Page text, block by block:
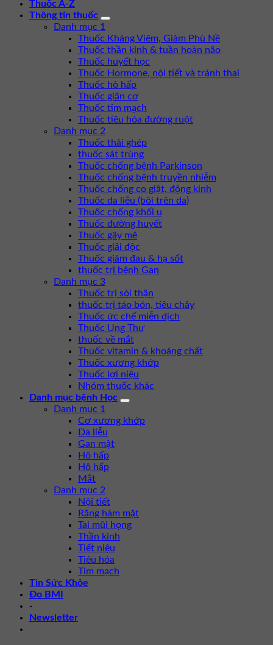
Thuốc A-Z
Thông tin thuốc
Danh mục 1
Thuốc Kháng Viêm, Giảm Phù Nề
Thuốc thần kinh & tuần hoàn não
Thuốc huyết học
Thuốc Hormone, nội tiết và tránh thai
Thuốc hô hấp
Thuốc giãn cơ
Thuốc tim mạch
Thuốc tiêu hóa đường ruột
Danh mục 2
Thuốc thải ghép
thuốc sát trùng
Thuốc chống bệnh Parkinson
Thuốc chống bệnh truyền nhiễm
Thuốc chống co giật, động kinh
Thuốc da liễu (bôi trên da)
Thuốc chống khối u
Thuốc đường huyết
Thuốc gây mê
Thuốc giải độc
Thuốc giảm đau & hạ sốt
thuốc trị bệnh Gan
Danh mục 3
Thuốc trị sỏi thận
thuốc trị táo bón, tiêu chảy
Thuốc ức chế miễn dịch
Thuốc Ung Thư
thuốc về mắt
Thuốc vitamin & khoáng chất
Thuốc xương khớp
Thuốc lợi niệu
Nhóm thuốc khác
Danh mục bệnh Học
Danh mục 1
Cơ xương khớp
Da liễu
Gan mật
Hô hấp
Hô hấp
Mắt
Danh mục 2
Nội tiết
Răng hàm mặt
Tai mũi họng
Thần kinh
Tiết niệu
Tiêu hóa
Tim mạch
Tin Sức Khỏe
Đo BMI
-
Newsletter